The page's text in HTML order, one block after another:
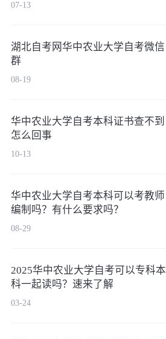
07-13
湖北自考网华中农业大学自考微信
群
08-19
华中农业大学自考本科证书查不到
怎么回事
10-13
华中农业大学自考本科可以考教师
编制吗？有什么要求吗？
08-29
2025华中农业大学自考可以专科本
科一起读吗？速来了解
03-24